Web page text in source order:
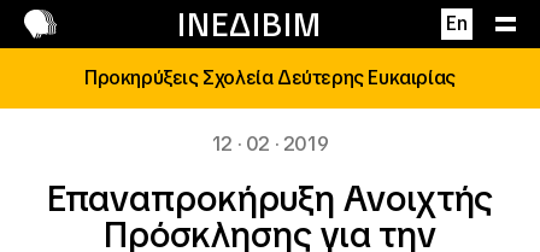
ΙΝΕΔΙΒΙΜ En
Επικοινωνία
Προκηρύξεις Σχολεία Δεύτερης Ευκαιρίας
12 · 02 · 2019
Επαναπροκήρυξη Ανοιχτής
Πρόσκλησης για την